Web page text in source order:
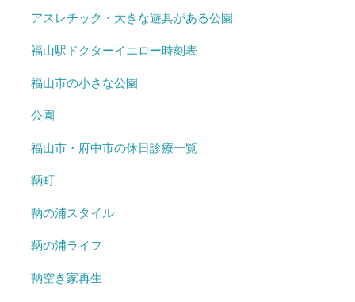
アスレチック・大きな遊具がある公園
福山駅ドクターイエロー時刻表
福山市の小さな公園
公園
福山市・府中市の休日診療一覧
鞆町
鞆の浦スタイル
鞆の浦ライフ
鞆空き家再生